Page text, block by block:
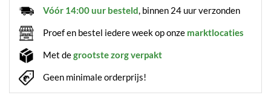
Vóór 14:00 uur besteld, binnen 24 uur verzonden
Proef en bestel iedere week op onze marktlocaties
Met degrootste zorg verpakt
Geen minimale orderprijs!